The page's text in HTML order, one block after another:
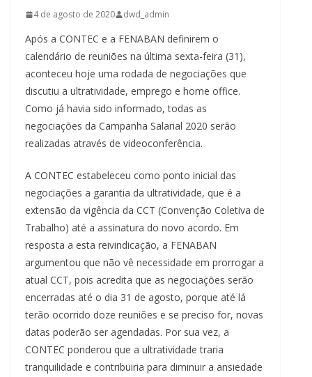
4 de agosto de 2020 dwd_admin
Após a CONTEC e a FENABAN definirem o
calendário de reuniões na última sexta-feira (31),
aconteceu hoje uma rodada de negociações que
discutiu a ultratividade, emprego e home office.
Como já havia sido informado, todas as
negociações da Campanha Salarial 2020 serão
realizadas através de videoconferência.
A CONTEC estabeleceu como ponto inicial das
negociações a garantia da ultratividade, que é a
extensão da vigência da CCT (Convenção Coletiva de
Trabalho) até a assinatura do novo acordo. Em
resposta a esta reivindicação, a FENABAN
argumentou que não vê necessidade em prorrogar a
atual CCT, pois acredita que as negociações serão
encerradas até o dia 31 de agosto, porque até lá
terão ocorrido doze reuniões e se preciso for, novas
datas poderão ser agendadas. Por sua vez, a
CONTEC ponderou que a ultratividade traria
tranquilidade e contribuiria para diminuir a ansiedade